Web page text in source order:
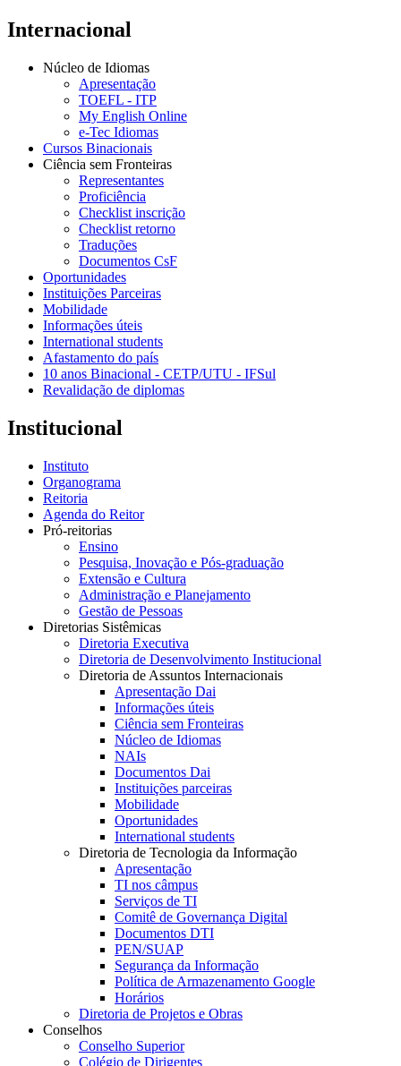
Internacional
Núcleo de Idiomas
Apresentação
TOEFL - ITP
My English Online
e-Tec Idiomas
Cursos Binacionais
Ciência sem Fronteiras
Representantes
Proficiência
Checklist inscrição
Checklist retorno
Traduções
Documentos CsF
Oportunidades
Instituições Parceiras
Mobilidade
Informações úteis
International students
Afastamento do país
10 anos Binacional - CETP/UTU - IFSul
Revalidação de diplomas
Institucional
Instituto
Organograma
Reitoria
Agenda do Reitor
Pró-reitorias
Ensino
Pesquisa, Inovação e Pós-graduação
Extensão e Cultura
Administração e Planejamento
Gestão de Pessoas
Diretorias Sistêmicas
Diretoria Executiva
Diretoria de Desenvolvimento Institucional
Diretoria de Assuntos Internacionais
Apresentação Dai
Informações úteis
Ciência sem Fronteiras
Núcleo de Idiomas
NAIs
Documentos Dai
Instituições parceiras
Mobilidade
Oportunidades
International students
Diretoria de Tecnologia da Informação
Apresentação
TI nos câmpus
Serviços de TI
Comitê de Governança Digital
Documentos DTI
PEN/SUAP
Segurança da Informação
Política de Armazenamento Google
Horários
Diretoria de Projetos e Obras
Conselhos
Conselho Superior
Colégio de Dirigentes